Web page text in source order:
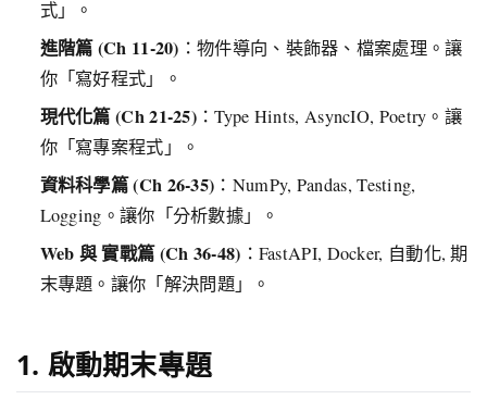
式」。
進階篇 (Ch 11-20) ：物件導向、裝飾器、檔案處理。讓
你「寫好程式」。
現代化篇 (Ch 21-25) ：Type Hints, AsyncIO, Poetry。讓
你「寫專案程式」。
資料科學篇 (Ch 26-35) ：NumPy, Pandas, Testing,
Logging。讓你「分析數據」。
Web 與 實戰篇 (Ch 36-48) ：FastAPI, Docker, 自動化, 期
末專題。讓你「解決問題」。
1. 啟動期末專題